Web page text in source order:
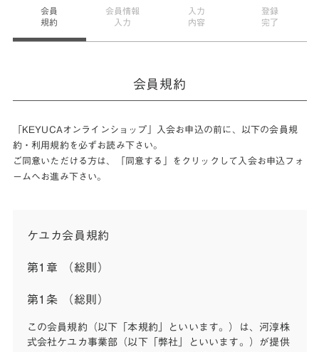
会員
規約
会員情報
入力
入力
内容
登録
完了
会員規約
「KEYUCAオンラインショップ」入会お申込の前に、以下の会員規
約・利用規約を必ずお読み下さい。
ご同意いただける方は、「同意する」をクリックして入会お申込フォ
ームへお進み下さい。
ケユカ会員規約
第1章 （総則）
第1条 （総則）
この会員規約（以下「本規約」といいます。）は、河淳株
式会社ケユカ事業部（以下「弊社」といいます。）が提供